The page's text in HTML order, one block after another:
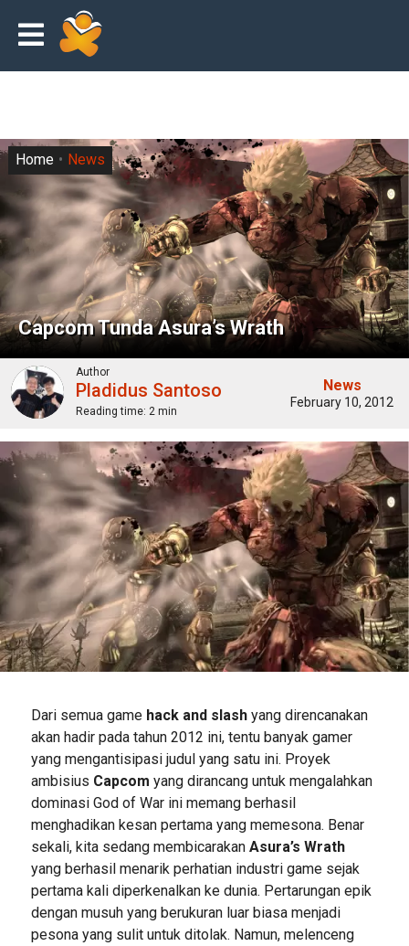
Capcom Tunda Asura’s Wrath
Home News
Author
Pladidus Santoso
Reading time: 2 min
News
February 10, 2012
Dari semua game hack and slashyang direncanakan
akan hadir pada tahun 2012 ini, tentu banyak gamer
yang mengantisipasi judul yang satu ini. Proyek
ambisius Capcom yang dirancang untuk mengalahkan
dominasi God of War ini memang berhasil
menghadikan kesan pertama yang memesona. Benar
sekali, kita sedang membicarakan Asura’s Wrath
yang berhasil menarik perhatian industri game sejak
pertama kali diperkenalkan ke dunia. Pertarungan epik
dengan musuh yang berukuran luar biasa menjadi
pesona yang sulit untuk ditolak. Namun, melenceng